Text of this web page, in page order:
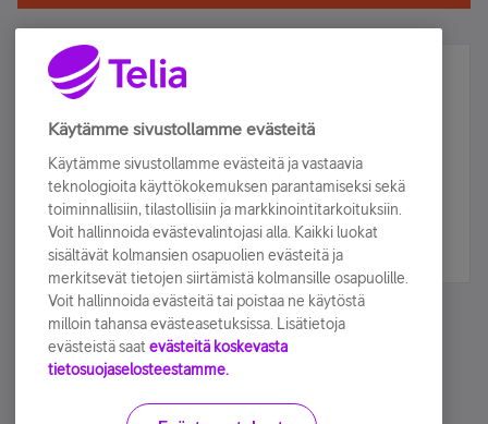
Älä jää paitsi – osallistu ja voita!
Tilaa Telian uutiskirje ja olet mukana arvonnassa.
sähköpostiisi.
Tilaa nyt
Käytämme sivustollamme evästeitä
Käytämme sivustollamme evästeitä ja vastaavia
teknologioita käyttökokemuksen parantamiseksi sekä
toiminnallisiin, tilastollisiin ja markkinointitarkoituksiin.
Voit hallinnoida evästevalintojasi alla. Kaikki luokat
sisältävät kolmansien osapuolien evästeitä ja
merkitsevät tietojen siirtämistä kolmansille osapuolille.
Voit hallinnoida evästeitä tai poistaa ne käytöstä
milloin tahansa evästeasetuksissa. Lisätietoja
evästeistä saat evästeitä koskevasta
tietosuojaselosteestamme.